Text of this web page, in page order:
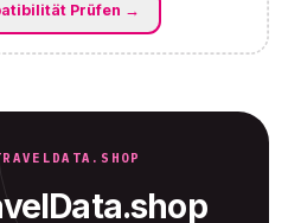
Prüfen →